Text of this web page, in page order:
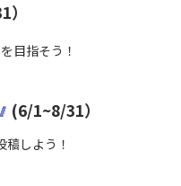
目指そう！
(6/1~8/31）
しよう！